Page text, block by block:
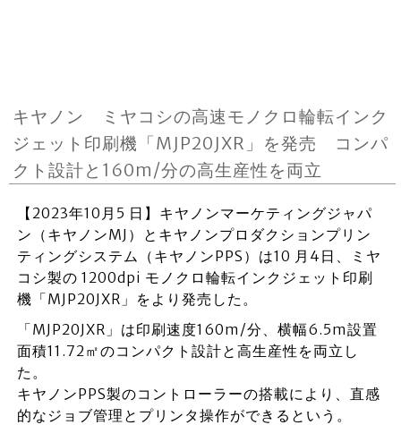
キヤノン ミヤコシの高速モノクロ輪転インク
ジェット印刷機「MJP20JXR」を発売 コンパ
クト設計と160m/分の高生産性を両立
【2023年10月5 日】キヤノンマーケティングジャパ
ン（キヤノンMJ）とキヤノンプロダクションプリン
ティングシステム（キヤノンPPS）は10 月4日、ミヤ
コシ製の 1200dpi モノクロ輪転インクジェット印刷
機「MJP20JXR」をより発売した。
「MJP20JXR」は印刷速度160m/分、横幅6.5m設置
面積11.72㎡のコンパクト設計と高生産性を両立し
た。
キヤノンPPS製のコントローラーの搭載により、直感
的なジョブ管理とプリンタ操作ができるという。